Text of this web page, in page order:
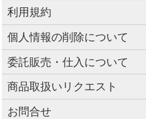
利用規約
個人情報の削除について
委託販売・仕入について
商品取扱いリクエスト
お問合せ